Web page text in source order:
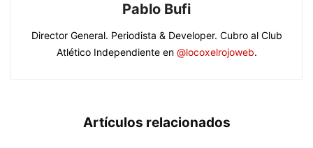
Pablo Bufi
Director General. Periodista & Developer. Cubro al Club
Atlético Independiente en @locoxelrojoweb.
Artículos relacionados